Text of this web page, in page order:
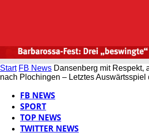
Start FB News Dansenberg mit Respekt,
nach Plochingen – Letztes Auswärtsspiel
FB NEWS
SPORT
TOP NEWS
TWITTER NEWS